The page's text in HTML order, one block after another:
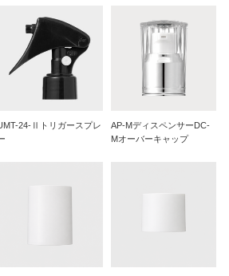
24-Ⅱトリガースプレ
AP-MディスペンサーDC-
Mオーバーキャップ